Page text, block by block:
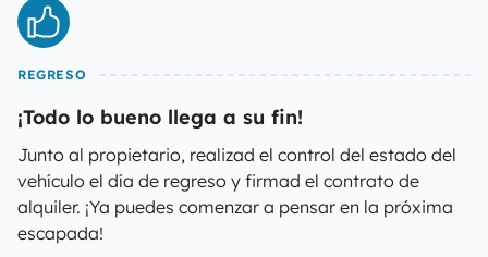
REGRESO
¡Todo lo bueno llega a su fin!
Junto al propietario, realizad el control del estado del
vehículo el día de regreso y firmad el contrato de
alquiler. ¡Ya puedes comenzar a pensar en la próxima
escapada!